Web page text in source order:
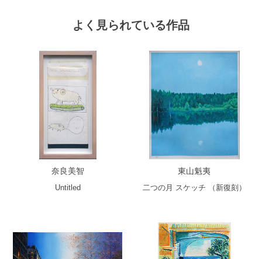
よく見られている作品
奈良美智
Untitled
東山魁夷
二つの月 スケッチ （新復刻）